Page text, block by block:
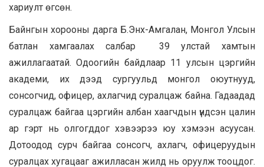
хариулт өгсөн.
Байнгын хорооны дарга Б.Энх-Амгалан, Монгол Улсын
батлан хамгаалах салбар 39 улстай хамтын
ажиллагаатай. Одоогийн байдлаар 11 улсын цэргийн
академи, их дээд сургуульд монгол оюутнууд,
сонсогчид, офицер, ахлагчид суралцаж байна. Гадаадад
суралцаж байгаа цэргийн албан хаагчдын үндсэн цалин
ар гэрт нь олгогддог хэвээрээ юу хэмээн асуусан.
Дотоодод сурч байгаа сонсогч, ахлагч, офицеруудын
суралцах хугацааг ажилласан жилд нь оруулж тооцдог.